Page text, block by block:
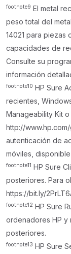
footnote9 El metal
peso total del
14021 para piezas
capacidades de
Consulte su
información
footnote10 HP Sure
recientes,
Manageability Kit
http://
autenticación de
móviles,
footnote11 HP Sure
posteriores. Para
https://bit.ly/
footnote12 HP Sure
ordenadores HP y
posteriores.
footnote13 HP Sure